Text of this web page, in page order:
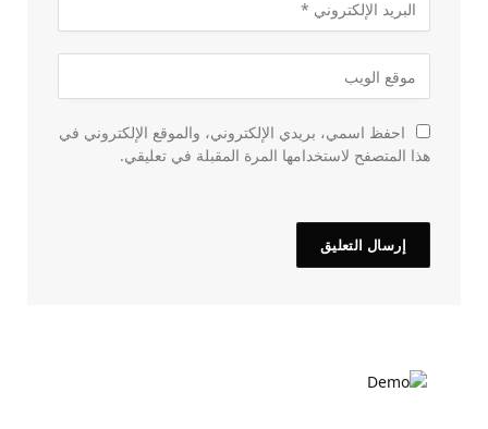
احفظ اسمي، بريدي الإلكتروني، والموقع الإلكتروني في
هذا المتصفح لاستخدامها المرة المقبلة في تعليقي.